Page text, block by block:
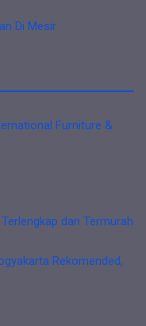
Di Mesir
Furniture &
dan Termurah
Rekomended,